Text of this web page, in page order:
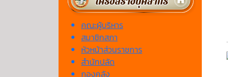
คณะผู้บริหาร
สมาชิกสภา
หัวหน้าส่วนราชการ
สำนักปลัด
กองคลัง